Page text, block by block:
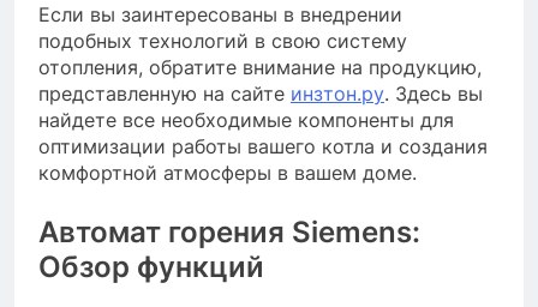
Если вы заинтересованы в внедрении
подобных технологий в свою систему
отопления, обратите внимание на продукцию,
представленную на сайте инзтон.ру. Здесь вы
найдете все необходимые компоненты для
оптимизации работы вашего котла и создания
комфортной атмосферы в вашем доме.
Автомат горения Siemens:
Обзор функций